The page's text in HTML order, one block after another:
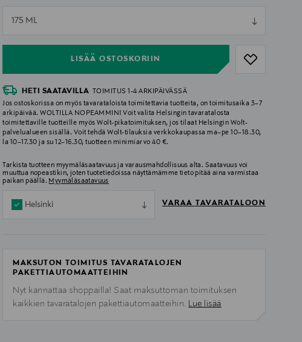
175 ML
LISÄÄ OSTOSKORIIN
null
HETI SAATAVILLA
TOIMITUS 1-4 ARKIPÄIVÄSSÄ
Jos ostoskorissa on myös tavarataloista toimitettavia tuotteita, on toimitusaika 3–7
arkipäivää. WOLTILLA NOPEAMMIN! Voit valita Helsingin tavaratalosta
toimitettaville tuotteille myös Wolt-pikatoimituksen, jos tilaat Helsingin Wolt-
palvelualueen sisällä. Voit tehdä Wolt-tilauksia verkkokaupassa ma–pe 10–18.30,
la 10–17.30 ja su 12–16.30, tuotteen minimiarvo 40 €.
Tarkista tuotteen myymäläsaatavuus ja varausmahdollisuus alta. Saatavuus voi
muuttua nopeastikin, joten tuotetiedoissa näyttämämme tieto pitää aina varmistaa
paikan päällä. Myymäläsaatavuus
Helsinki VARAA TAVARATALOON
MAKSUTON TOIMITUS TAVARATALOJEN
PAKETTIAUTOMAATTEIHIN
Nyt kannattaa shoppailla! Saat maksuttoman toimituksen
kaikkien tavaratalojen pakettiautomaatteihin. Lue lisää